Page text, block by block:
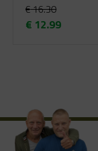
€16.30
€ 12.99